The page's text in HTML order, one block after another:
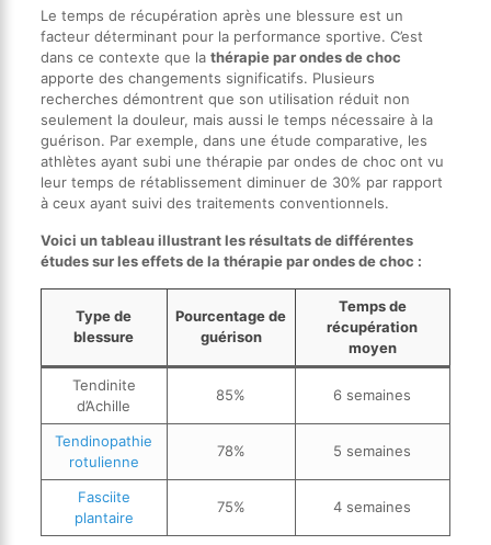
Le temps de récupération après une blessure est un
facteur déterminant pour la performance sportive. C’est
dans ce contexte que la thérapie par ondes de choc
apporte des changements significatifs. Plusieurs
recherches démontrent que son utilisation réduit non
seulement la douleur, mais aussi le temps nécessaire à la
guérison. Par exemple, dans une étude comparative, les
athlètes ayant subi une thérapie par ondes de choc ont vu
leur temps de rétablissement diminuer de 30% par rapport
à ceux ayant suivi des traitements conventionnels.
Voici un tableau illustrant les résultats de différentes
études sur les effets de la thérapie par ondes de choc :
Type de
blessure
Pourcentage de
guérison
Temps de
récupération
moyen
Tendinite
d’Achille
85% 6 semaines
Tendinopathie
rotulienne
78% 5 semaines
Fasciite
plantaire
75% 4 semaines